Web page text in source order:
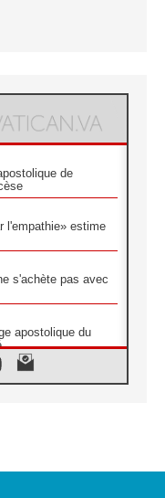
de
l'empathie» estime
s'achète pas avec
apostolique du
sur l'éducation